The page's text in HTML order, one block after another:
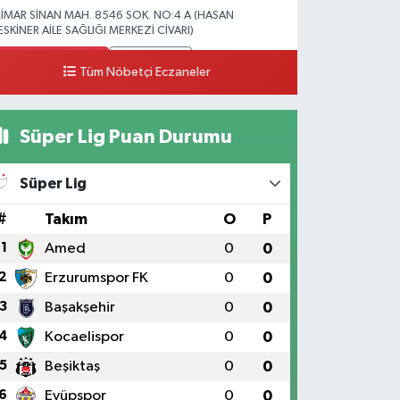
SİNAN MAH. 8546 SOK. NO:4 A (HASAN
AİLE SAĞLIĞI MERKEZİ CİVARI)
Tüm Nöbetçi Eczaneler
Süper Lig Puan Durumu
Süper Lig
Takım O P
1 Amed 0 0
Erzurumspor FK 0 0
3 Başakşehir 0 0
Kocaelispor 0 0
5 Beşiktaş 0 0
Eyüpspor 0 0